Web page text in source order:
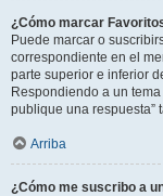
¿Cómo marcar
Puede marcar o
correspondiente en el
parte superior e inferior
Respondiendo a un
publique una respuesta”
Arriba
¿Cómo me suscribo a